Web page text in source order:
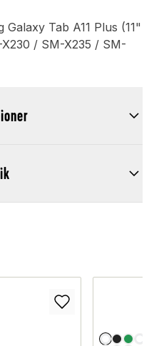
Galaxy Tab A11 Plus (11"
/ SM-X235 / SM-